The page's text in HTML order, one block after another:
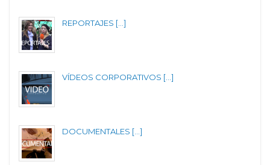
REPORTAJES [...]
VÍDEOS CORPORATIVOS [...]
DOCUMENTALES [...]